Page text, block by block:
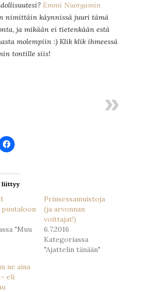
Emmi Nuorgamin
nimittäin käynnissä juuri tämä
ja mikään ei tietenkään estä
molempiin :) Klik klik ihmeessä
tontille siis!
Jaa
Facebookissa(Avautuu
liittyy
puutaloon
"Muu
Prinsessamuistoja
(ja arvonnan
voittajat!)
6.7.2016
Kategoriassa
"Ajattelin tänään"
ne aina
eli